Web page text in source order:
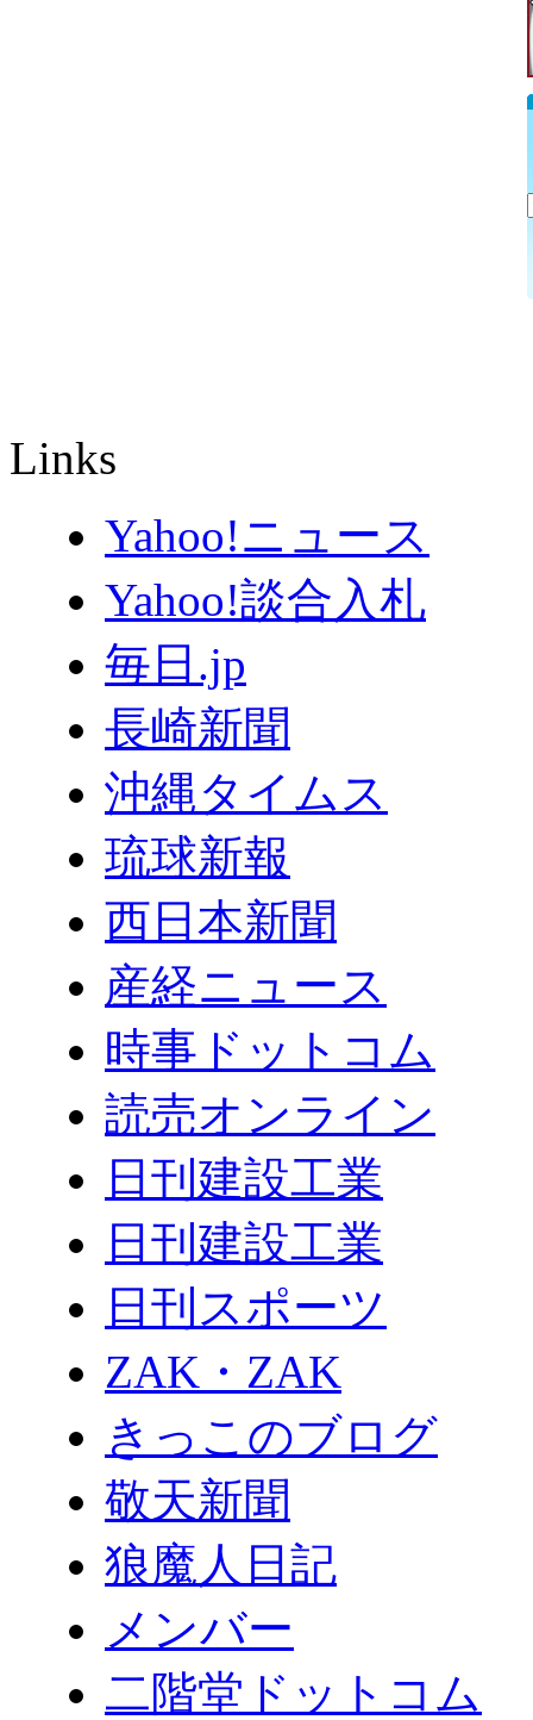
Links
Yahoo!ニュース
Yahoo!談合入札
毎日.jp
長崎新聞
沖縄タイムス
琉球新報
西日本新聞
産経ニュース
時事ドットコム
読売オンライン
日刊建設工業
日刊建設工業
日刊スポーツ
ZAK・ZAK
きっこのブログ
敬天新聞
狼魔人日記
メンバー
二階堂ドットコム